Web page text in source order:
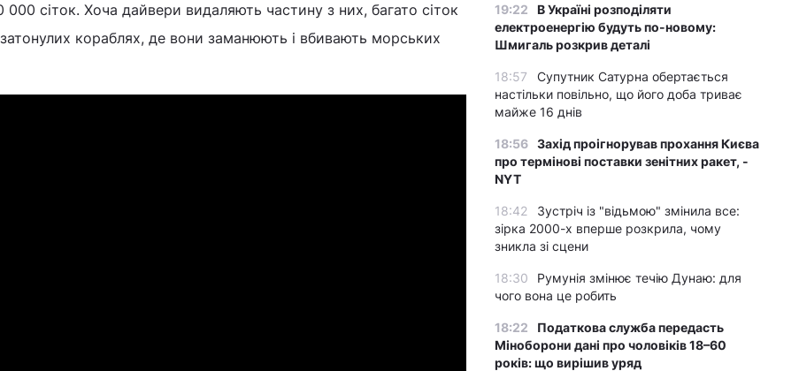
сіток. Хоча дайвери видаляють частину з них, багато сіток
кораблях, де вони заманюють і вбивають морських
19:22
В Україні розподіляти
електроенергію будуть по-новому:
Шмигаль розкрив деталі
18:57
Супутник Сатурна обертається
настільки повільно, що його доба триває
майже 16 днів
18:56 Захід проігнорував прохання Києва
про термінові поставки зенітних ракет, -
NYT
18:42
Зустріч із "відьмою" змінила все:
зірка 2000-х вперше розкрила, чому
зникла зі сцени
18:30
Румунія змінює течію Дунаю: для
чого вона це робить
18:22
Податкова служба передасть
Міноборони дані про чоловіків 18–60
років: що вирішив уряд